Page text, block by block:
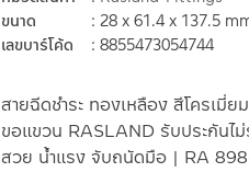
สายฉีดชำระ ทองเหลือง สีโครเมี่
ขอแขวน RASLAND รับประกันไ
สวย น้ำแรง จับถนัดมือ | RA
ขนาด
28 x 61.4 x 137.5
เลขบาร์โค้ด
8855473054744